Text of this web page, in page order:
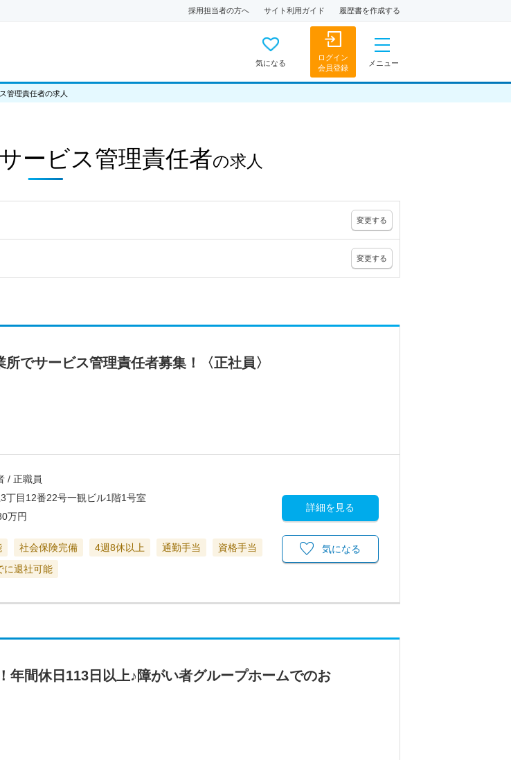
採用担当者の方へ サイト利用ガイド 履歴書を作成する
気になる
ログイン
会員登録
メニュー
管理責任者の求人
サービス管理責任者の求人
変更する
変更する
でサービス管理責任者募集！〈正社員〉
/ 正職員
丁目12番22号一観ビル1階1号室
万円
社会保険完備 4週8休以上 通勤手当
資格手当
に退社可能
詳細を見る
気になる
年間休日113日以上♪障がい者グループホームでのお